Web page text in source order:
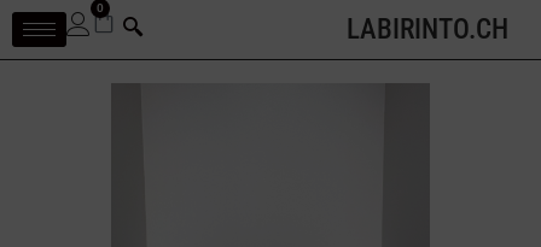
0
LABIRINTO.CH